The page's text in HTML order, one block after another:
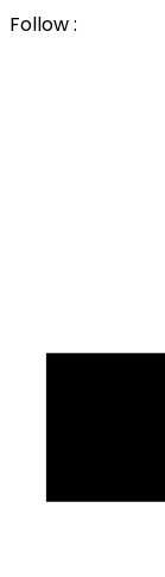
Follow :